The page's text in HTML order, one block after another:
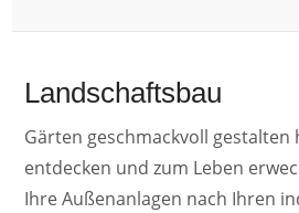
Landschaftsbau
Gärten geschmackvoll
entdecken und zum Leben
Ihre Außenanlagen nach Ihren